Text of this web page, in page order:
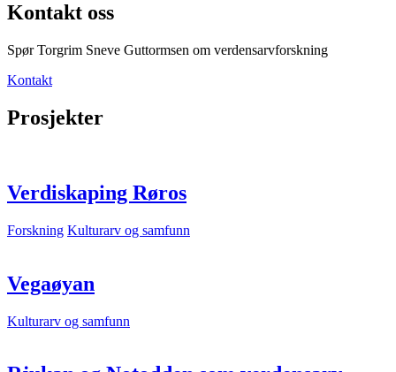
Kontakt oss
Spør Torgrim Sneve Guttormsen om verdensarvforskning
Kontakt
Prosjekter
Verdiskaping Røros
Forskning Kulturarv og samfunn
Vegaøyan
Kulturarv og samfunn